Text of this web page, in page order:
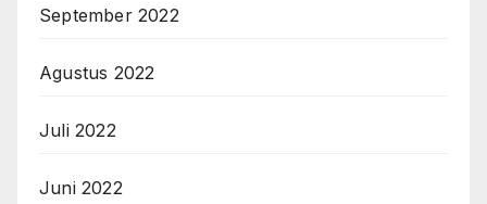
September 2022
Agustus 2022
Juli 2022
Juni 2022